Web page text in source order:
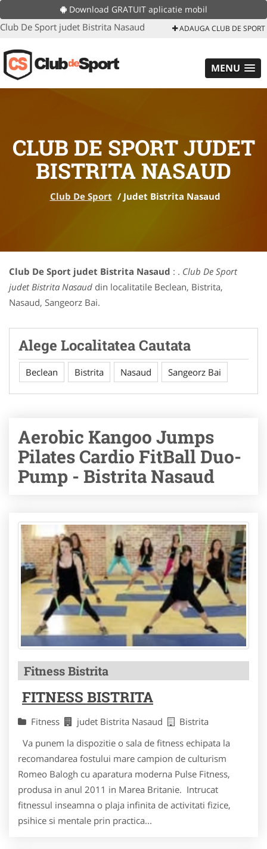
Download GRATUIT aplicatie mobil
Club De Sport judet Bistrita Nasaud ADAUGA CLUB DE SPORT
MENU
CLUB DE SPORT JUDET
BISTRITA NASAUD
Club De Sport / Judet Bistrita Nasaud
Club De Sport judet Bistrita Nasaud : . Club De Sport
judet Bistrita Nasaud din localitatile Beclean, Bistrita,
Nasaud, Sangeorz Bai.
Alege Localitatea Cautata
Beclean Bistrita Nasaud Sangeorz Bai
Aerobic Kangoo Jumps
Pilates Cardio FitBall Duo-
Pump - Bistrita Nasaud
Fitness Bistrita
FITNESS BISTRITA
Fitness judet Bistrita Nasaud
Bistrita
Va punem la dispozitie o sala de fitness echipata la
recomandarea fostului mare campion de culturism
Romeo Balogh cu aparatura moderna Pulse Fitness,
produsa in anul 2011 in Marea Britanie. Intrucat
fitnessul inseamna o plaja infinita de activitati fizice,
psihice si mentale prin practica...